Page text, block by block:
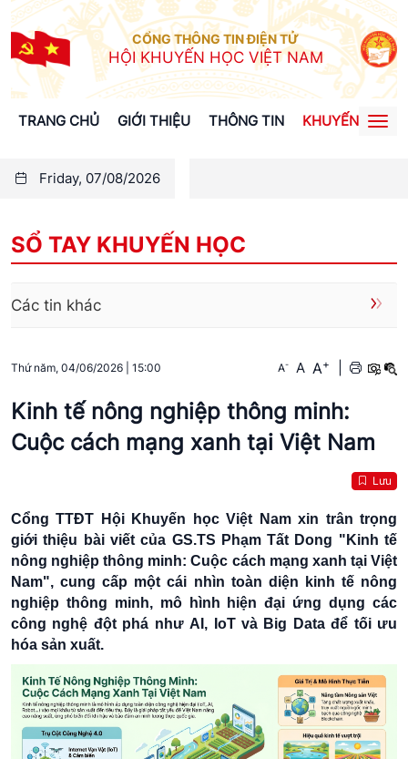
CỔNG THÔNG TIN ĐIỆN TỬ
HỘI KHUYẾN HỌC VIỆT NAM
TRANG CHỦ GIỚI THIỆU THÔNG TIN KHUYẾN HỌC
Friday, 07/08/2026
SỔ TAY KHUYẾN HỌC
Các tin khác
Thứ năm, 04/06/2026 15:00 A- A A+
Kinh tế nông nghiệp thông minh:
Cuộc cách mạng xanh tại Việt Nam
Lưu
Cổng TTĐT Hội Khuyến học Việt Nam xin trân trọng
giới thiệu bài viết của GS.TS Phạm Tất Dong "Kinh tế
nông nghiệp thông minh: Cuộc cách mạng xanh tại Việt
Nam", cung cấp một cái nhìn toàn diện kinh tế nông
nghiệp thông minh, mô hình hiện đại ứng dụng các
công nghệ đột phá như AI, IoT và Big Data để tối ưu
hóa sản xuất.